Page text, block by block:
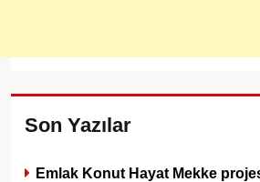
Son Yazılar
Emlak Konut Hayat Mekke